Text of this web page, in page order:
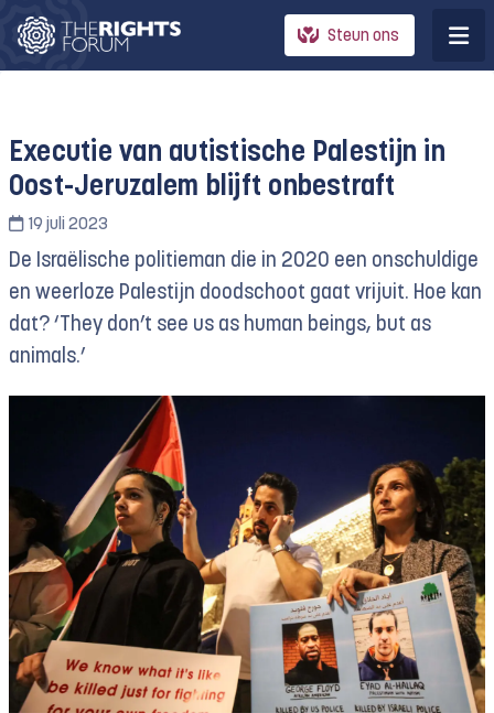
Steun ons
Executie van autistische Palestijn in
Oost-Jeruzalem blijft onbestraft
19 juli 2023
De Israëlische politieman die in 2020 een onschuldige
en weerloze Palestijn doodschoot gaat vrijuit. Hoe kan
dat? ‘They don’t see us as human beings, but as
animals.’